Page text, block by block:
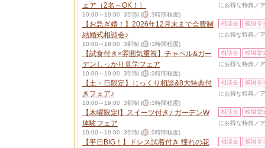
ェア（2名～OK！）
10:00～19:00 3部制 ( :3時間程度)
にお得な特典／
【お急ぎ婚！】2026年12月末まで会費制
結婚式相談会♪
10:00～19:00 3部制 ( :3時間程度)
相談会
模擬挙
にお得な特典／
【試食付き×雰囲気重視】チャペル&ガー
デンしっかり見学フェア
10:00～19:00 3部制 ( :3時間程度)
相談会
模擬挙
にお得な特典／
【土・日限定】じっくり相談&8大特典付
きフェア♪
10:00～19:00 3部制 ( :3時間程度)
相談会
模擬挙
にお得な特典／
【木曜限定!】スイーツ付き♪ ガーデンW
体験フェア
10:00～19:00 3部制 ( :3時間程度)
相談会
模擬挙
にお得な特典／
【平日BIG！】ドレス試着付き 憧れの花
相談会
模擬挙